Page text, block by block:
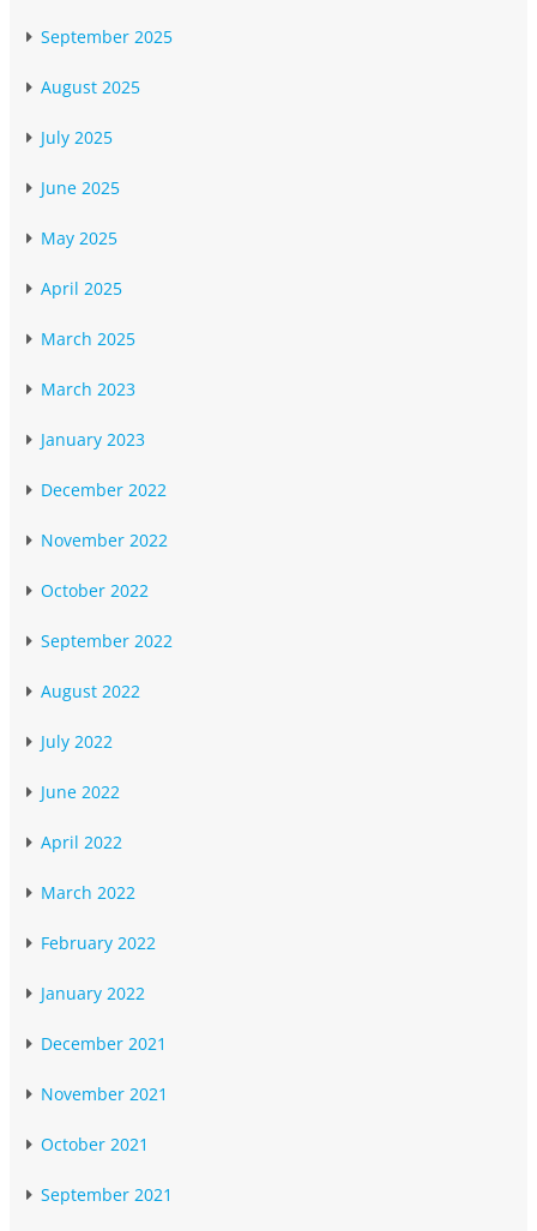
September 2025
August 2025
July 2025
June 2025
May 2025
April 2025
March 2025
March 2023
January 2023
December 2022
November 2022
October 2022
September 2022
August 2022
July 2022
June 2022
April 2022
March 2022
February 2022
January 2022
December 2021
November 2021
October 2021
September 2021